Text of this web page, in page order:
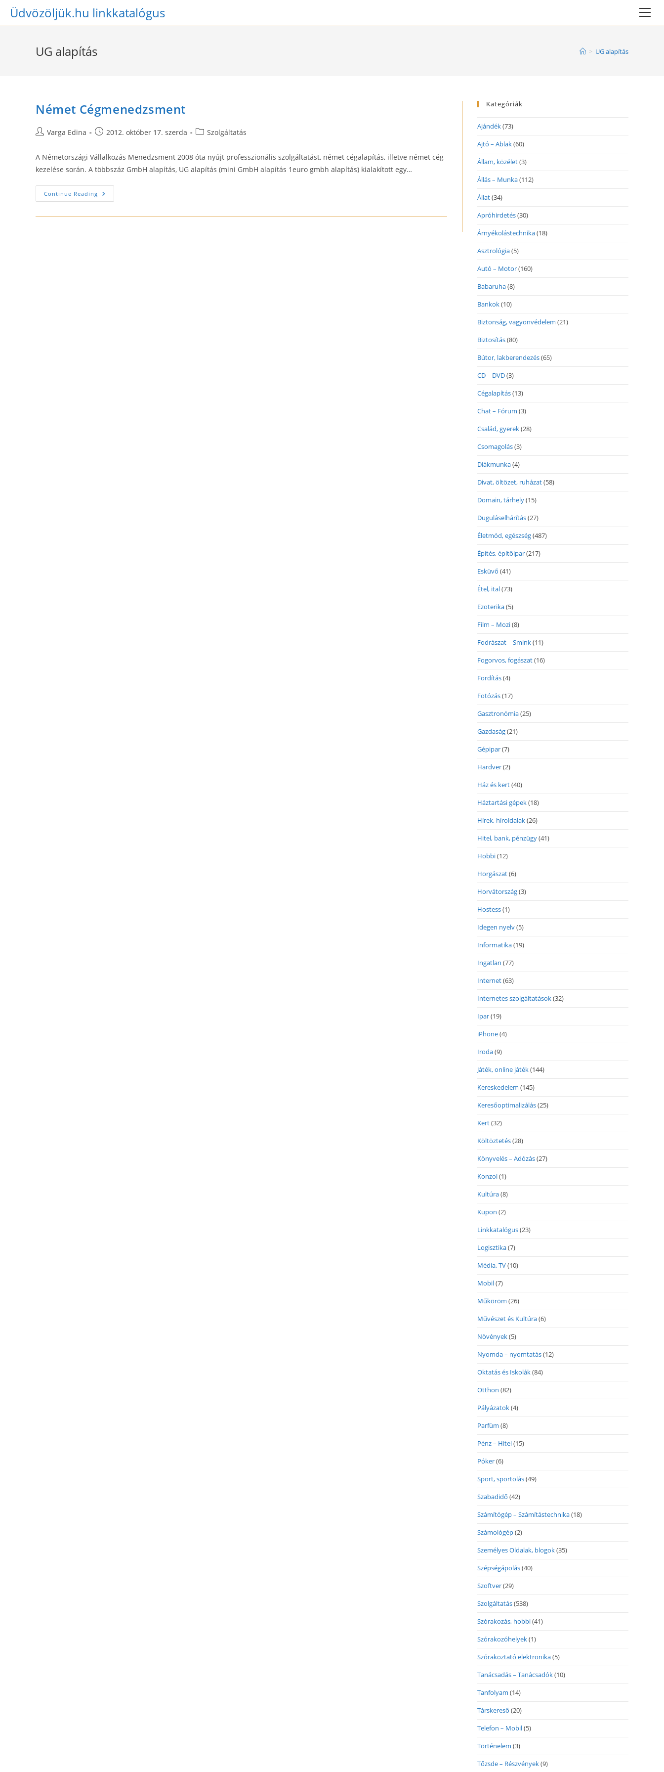
SkipÜdvözöljük.hu linkkatalógus
UG alapítás > UG alapítás
Német Cégmenedzsment
PostVarga Edina
Post2012. október 17. szerda
PostSzolgáltatás
A Németországi Vállalkozás Menedzsment 2008 óta nyújt professzionális szolgáltatást, német cégalapítás, illetve német cég
kezelése során. A többszáz GmbH alapítás, UG alapítás (mini GmbH alapítás 1euro gmbh alapítás) kialakított egy…
Continue Reading Német
Cégmenedzsment
Kategóriák
Ajándék(73)
Ajtó – Ablak(60)
Állam, közélet(3)
Állás – Munka(112)
Állat(34)
Apróhirdetés(30)
Árnyékolástechnika(18)
Asztrológia(5)
Autó – Motor(160)
Babaruha(8)
Bankok(10)
Biztonság, vagyonvédelem (21)
Biztosítás(80)
Bútor, lakberendezés(65)
CD – DVD(3)
Cégalapítás(13)
Chat – Fórum (3)
Család, gyerek(28)
Csomagolás(3)
Diákmunka(4)
Divat, öltözet, ruházat(58)
Domain, tárhely(15)
Duguláselhárítás(27)
Életmód, egészség(487)
Építés, építőipar(217)
Esküvő (41)
Étel, ital(73)
Ezoterika(5)
Film – Mozi(8)
Fodrászat – Smink(11)
Fogorvos, fogászat(16)
Fordítás(4)
Fotózás(17)
Gasztronómia(25)
Gazdaság(21)
Gépipar(7)
Hardver(2)
Ház és kert(40)
Háztartási gépek(18)
Hírek, híroldalak(26)
Hitel, bank, pénzügy(41)
Hobbi(12)
Horgászat(6)
Horvátország(3)
Hostess(1)
Idegen nyelv(5)
Informatika(19)
Ingatlan (77)
Internet(63)
Internetes szolgáltatások(32)
Ipar(19)
iPhone(4)
Iroda(9)
Játék, online játék(144)
Kereskedelem (145)
Keresőoptimalizálás(25)
Kert(32)
Költöztetés(28)
Könyvelés – Adózás(27)
Konzol(1)
Kultúra(8)
Kupon (2)
Linkkatalógus(23)
Logisztika(7)
Média, TV(10)
Mobil(7)
Műköröm (26)
Művészet és Kultúra(6)
Növények(5)
Nyomda – nyomtatás(12)
Oktatás és Iskolák(84)
Otthon (82)
Pályázatok(4)
Parfüm (8)
Pénz – Hitel(15)
Póker(6)
Sport, sportolás(49)
Szabadidő (42)
Számítógép – Számítástechnika(18)
Számológép(2)
Személyes Oldalak, blogok(35)
Szépségápolás(40)
Szoftver(29)
Szolgáltatás(538)
Szórakozás, hobbi(41)
Szórakozóhelyek(1)
Szórakoztató elektronika(5)
Tanácsadás – Tanácsadók(10)
Tanfolyam (14)
Társkereső (20)
Telefon – Mobil(5)
Történelem (3)
Tőzsde – Részvények(9)